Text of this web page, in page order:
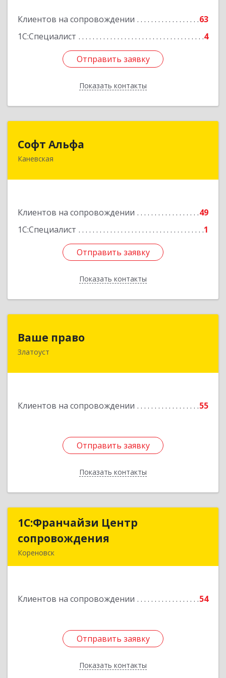
Клиентов на сопровождении
63
1С:Специалист
4
Отправить заявку
Показать контакты
Отправить заявку
Назад
Софт Альфа
Каневская
Клиентов на сопровождении
49
1С:Специалист
1
Отправить заявку
Показать контакты
353730, Краснодарский край, Каневской р-н,
Отправить заявку
Назад
Ваше право
Златоуст
Клиентов на сопровождении 55
Отправить заявку
Показать контакты
Отправить заявку
Назад
1С:Франчайзи Центр
сопровождения
Кореновск
Клиентов на сопровождении 54
Отправить заявку
Показать контакты
1С:Франчайзи Центр
Отправить заявку
Назад